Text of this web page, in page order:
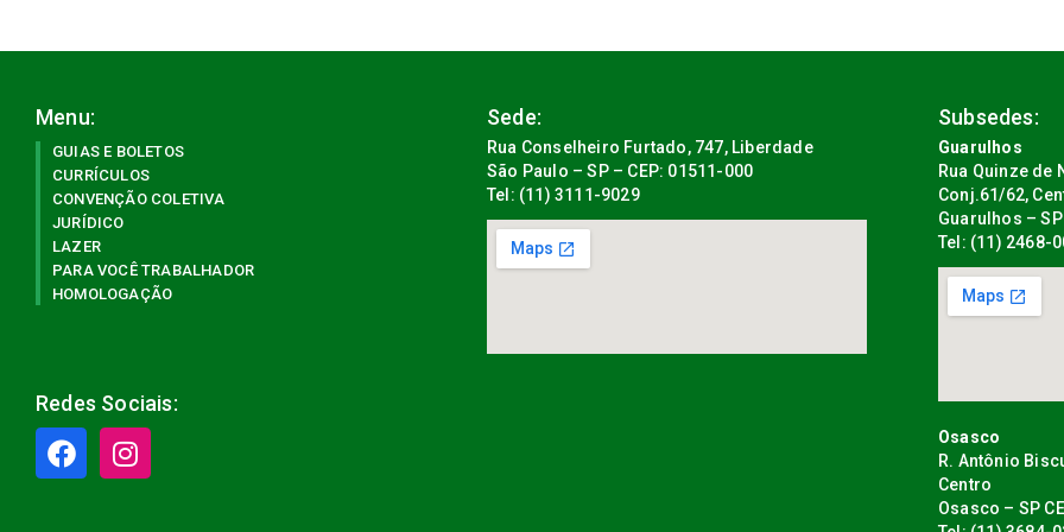
Menu:
GUIAS E BOLETOS
CURRÍCULOS
CONVENÇÃO COLETIVA
JURÍDICO
LAZER
PARA VOCÊ TRABALHADOR
HOMOLOGAÇÃO
Redes Sociais:
Sede:
Rua Conselheiro Furtado, 747, Liberdade
São Paulo – SP – CEP: 01511-000
Tel: (11) 3111-9029
Subsedes:
Guarulhos
Rua Quinze de
Conj.61/62,
Guarulhos –
Tel: (11) 2468-
Osasco
R. Antônio
Centro
Osasco – SP